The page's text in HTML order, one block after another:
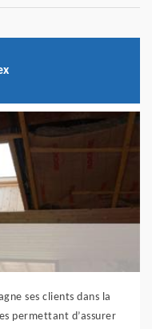
ses clients dans la
permettant d’assurer